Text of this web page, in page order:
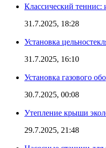
Классический теннис:
31.7.2025, 18:28
Установка
31.7.2025, 16:10
Установка газового
30.7.2025, 00:08
Утепление крыши
29.7.2025, 21:48